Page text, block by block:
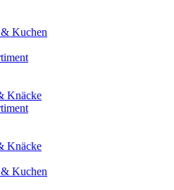
Kuchen
Knäcke
Knäcke
Kuchen